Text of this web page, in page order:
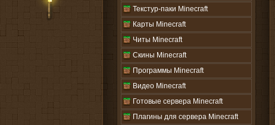
Текстур-паки Minecraft
Карты Minecraft
Читы Minecraft
Скины Minecraft
Программы Minecraft
Видео Minecraft
Готовые сервера Minecraft
Плагины для сервера Minecraft